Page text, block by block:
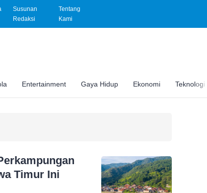
Susunan
Redaksi
Tentang
Kami
Entertainment Gaya Hidup Ekonomi Teknologi
Timur Ini